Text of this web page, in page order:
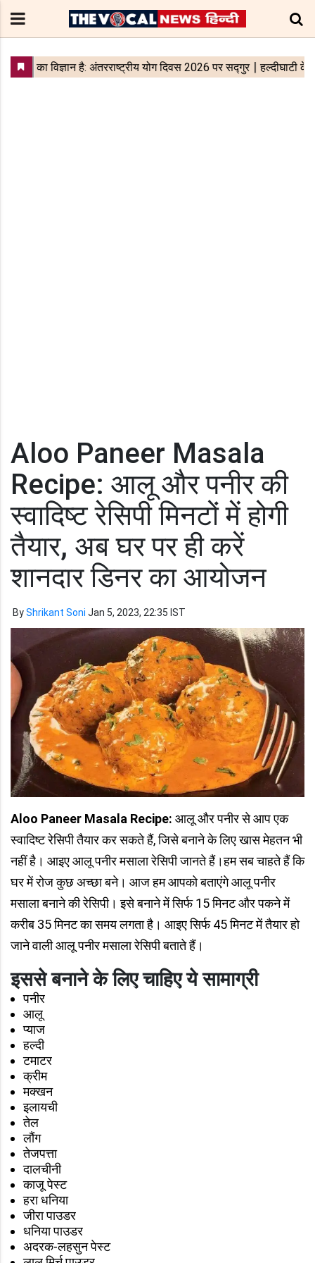
Aloo Paneer Masala
Recipe: आलू और पनीर की
स्वादिष्ट रेसिपी मिनटों में होगी
तैयार, अब घर पर ही करें
शानदार डिनर का आयोजन
ByShrikant Soni Jan 5, 2023, 22:35 IST
Aloo Paneer Masala Recipe: आलू और पनीर से आप एक
स्वादिष्ट रेसिपी तैयार कर सकते हैं, जिसे बनाने के लिए खास मेहतन भी
नहीं है। आइए आलू पनीर मसाला रेसिपी जानते हैं।हम सब चाहते हैं कि
घर में रोज कुछ अच्छा बने। आज हम आपको बताएंगे आलू पनीर
मसाला बनाने की रेसिपी। इसे बनाने में सिर्फ 15 मिनट और पकने में
करीब 35 मिनट का समय लगता है। आइए सिर्फ 45 मिनट में तैयार हो
जाने वाली आलू पनीर मसाला रेसिपी बताते हैं।
इससे बनाने के लिए चाहिए ये सामाग्री
पनीर
आलू
प्याज
हल्दी
टमाटर
क्रीम
मक्खन
इलायची
तेल
लौंग
तेजपत्ता
दालचीनी
काजू पेस्ट
हरा धनिया
जीरा पाउडर
धनिया पाउडर
अदरक-लहसुन पेस्ट